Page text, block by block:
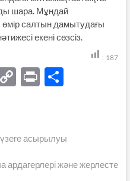
шара. Мұндай
өмір салтын дамытудағы
екені сөзсіз.
: 187
C
y
n
P S
e
асырылуы
ардагерлері және жерлесте